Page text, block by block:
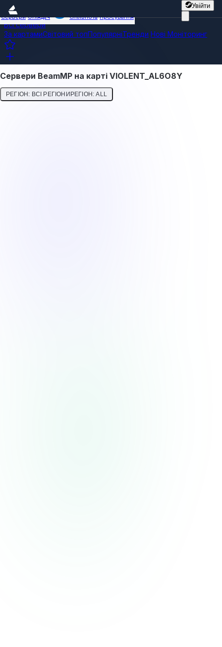
Увійти
Сервери Оглядач Спільнота Просування
Всі сервери
За картамиСвітовий топПопулярніТренди Нові Моніторинг
Сервери BeamMP на карті VIOLENT_AL6O8Y
РЕГІОН: ВСІ РЕГІОНИРЕГІОН: ALL